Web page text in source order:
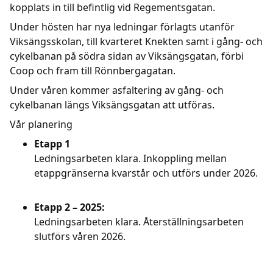
kopplats in till befintlig vid Regementsgatan.
Under hösten har nya ledningar förlagts utanför
Viksängsskolan, till kvarteret Knekten samt i gång- och
cykelbanan på södra sidan av Viksängsgatan, förbi
Coop och fram till Rönnbergagatan.
Under våren kommer asfaltering av gång- och
cykelbanan längs Viksängsgatan att utföras.
Vår planering
Etapp 1
Ledningsarbeten klara. Inkoppling mellan
etappgränserna kvarstår och utförs under 2026.
Etapp 2 – 2025:
Ledningsarbeten klara. Återställningsarbeten
slutförs våren 2026.